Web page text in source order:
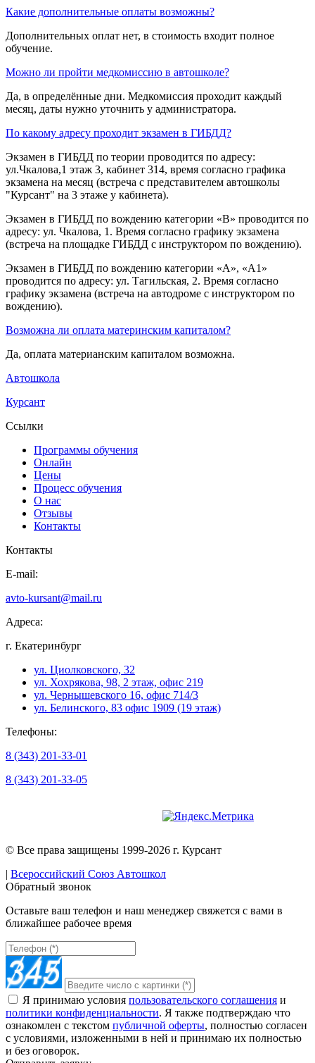
Какие дополнительные оплаты возможны?
Дополнительных оплат нет, в стоимость входит полное
обучение.
Можно ли пройти медкомиссию в автошколе?
Да, в определённые дни. Медкомиссия проходит каждый
месяц, даты нужно уточнить у администратора.
По какому адресу проходит экзамен в ГИБДД?
Экзамен в ГИБДД по теории проводится по адресу:
ул.Чкалова,1 этаж 3, кабинет 314, время согласно графика
экзамена на месяц (встреча с представителем автошколы
"Курсант" на 3 этаже у кабинета).
Экзамен в ГИБДД по вождению категории «B» проводится по
адресу: ул. Чкалова, 1. Время согласно графику экзамена
(встреча на площадке ГИБДД с инструктором по вождению).
Экзамен в ГИБДД по вождению категории «A», «A1»
проводится по адресу: ул. Тагильская, 2. Время согласно
графику экзамена (встреча на автодроме с инструктором по
вождению).
Возможна ли оплата материнским капиталом?
Да, оплата материанским капиталом возможна.
Автошкола
Курсант
Ссылки
Программы обучения
Онлайн
Цены
Процесс обучения
О нас
Отзывы
Контакты
Контакты
E-mail:
avto-kursant@mail.ru
Адреса:
г. Екатеринбург
ул. Циолковского, 32
ул. Хохрякова, 98, 2 этаж, офис 219
ул. Чернышевского 16, офис 714/3
ул. Белинского, 83 офис 1909 (19 этаж)
Телефоны:
8 (343) 201-33-01
8 (343) 201-33-05
© Все права защищены 1999-2026 г. Курсант
| Всероссийский Союз Автошкол
Обратный звонок
Оставьте ваш телефон и наш менеджер свяжется с вами в
ближайшее рабочее время
Я принимаю условия пользовательского соглашения и
политики конфиденциальности. Я также подтверждаю что
ознакомлен с текстом публичной оферты, полностью согласен
с условиями, изложенными в ней и принимаю их полностью
и без оговорок.